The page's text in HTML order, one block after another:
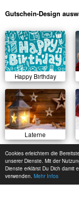
Cookies erleichtern die
unserer Dienste. Mit der
Dienste erklärst Du Dich damit
verwenden. Mehr Infos
Gutschein-Design
Happy Birthday
Laterne